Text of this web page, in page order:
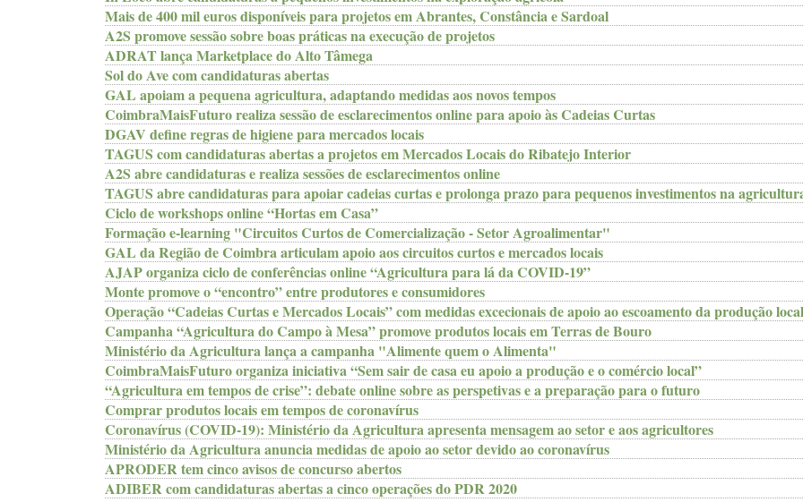
Mais de 400 mil euros disponíveis para projetos em Abrantes, Constância e Sardoal
A2S promove sessão sobre boas práticas na execução de projetos
ADRAT lança Marketplace do Alto Tâmega
Sol do Ave com candidaturas abertas
GAL apoiam a pequena agricultura, adaptando medidas aos novos tempos
CoimbraMaisFuturo realiza sessão de esclarecimentos online para apoio às Cadeias Curtas
DGAV define regras de higiene para mercados locais
TAGUS com candidaturas abertas a projetos em Mercados Locais do Ribatejo Interior
A2S abre candidaturas e realiza sessões de esclarecimentos online
TAGUS abre candidaturas para apoiar cadeias curtas e prolonga prazo para pequenos investimentos na
Ciclo de workshops online “Hortas em Casa”
Formação e-learning "Circuitos Curtos de Comercialização - Setor Agroalimentar"
GAL da Região de Coimbra articulam apoio aos circuitos curtos e mercados locais
AJAP organiza ciclo de conferências online “Agricultura para lá da COVID-19”
Monte promove o “encontro” entre produtores e consumidores
Operação “Cadeias Curtas e Mercados Locais” com medidas excecionais de apoio ao escoamento da produção local
Campanha “Agricultura do Campo à Mesa” promove produtos locais em Terras de Bouro
Ministério da Agricultura lança a campanha "Alimente quem o Alimenta"
CoimbraMaisFuturo organiza iniciativa “Sem sair de casa eu apoio a produção e o comércio local”
“Agricultura em tempos de crise”: debate online sobre as perspetivas e a preparação para o futuro
Comprar produtos locais em tempos de coronavírus
Coronavírus (COVID-19): Ministério da Agricultura apresenta mensagem ao setor e aos agricultores
Ministério da Agricultura anuncia medidas de apoio ao setor devido ao coronavírus
APRODER tem cinco avisos de concurso abertos
ADIBER com candidaturas abertas a cinco operações do PDR 2020